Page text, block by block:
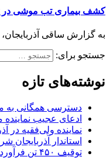
کشف بیماری تب موشی در
به گزارش ساقی آذربایجان،
جستجو برای:
نوشته‌های تازه
دسترسی همگانی به
ادعای عجیب
نماینده ولی‌فقیه در
استاندار آذربایجان
توقیف ۴۵۰ تن فرآورده خام دامی به دلیل رعایت نکردن ضوابط بهداشتی